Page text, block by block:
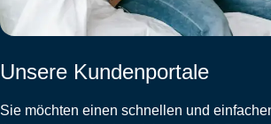
Unsere Kundenportale
Sie möchten einen schnellen und